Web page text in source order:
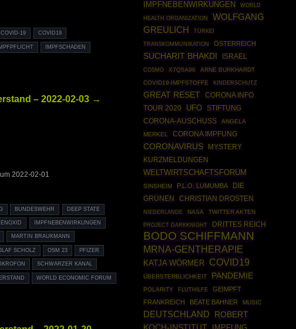
COVID-19 COVID19
IMPFSCHADEN
– 2022-02-03 →
2022-02-01
BUNDESWEHR DEEP STATE
IMPFNEBENWIRKUNGEN
MARTIN BRAUKMANN
SCHOLZ OSM 23 PFIZER
SCHWARZER KANAL
WORLD ECONOMIC FORUM
IMPFNEBENWIRKUNGEN
WORLD
HEALTH ORGANIZATION
WOLFGANG
GREULICH
TÜRKEI
TRANSKOMMUNIKATION ÖSTERREICH
SUCHARIT BHAKDI ISRAEL
COSMO X7Q5A96
ARNE BURKHARDT
COVID19-IMPFSTOFFE
KINDERSCHUTZ
GREAT RESET
CORONA INFO
TOUR 2020
UFO
STIFTUNG
CORONA-AUSCHUSS
ANGELA
MERKEL
CORONA IMPFUNG
CORONAVIRUS
MYSTERY
KURZMELDUNGEN
WELTWIRTSCHAFTSFORUM
SINSHEIM P.L.O. LUMUMBA
DIE
GRÜNEN
CHRISTIAN DROSTEN
NIEDERLANDE NASA
TWITTER AKTEN
PROJECT DARKKNIGHT
DRITTES REICH
BODO SCHIFFMANN
MRNA-GENTHERAPIE
KATJA WÖRMER COVID19
ÜBERSTERBLICHKEIT PANDEMIE
POLARITY FLUTHILFE
GEIMPFT
FRANKREICH
BEATE BAHNER MUSIC
DEUTSCHLAND
ROBERT